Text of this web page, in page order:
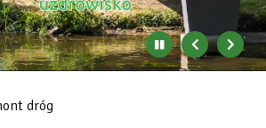
Zatrzymaj
automatyczne
Poprzedni
bannerbaner
dróg